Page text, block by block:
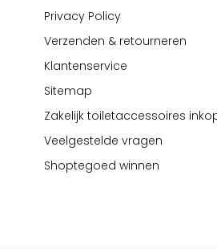
Privacy Policy
Verzenden & retourneren
Klantenservice
Sitemap
Zakelijk toiletaccessoires
Veelgestelde vragen
Shoptegoed winnen